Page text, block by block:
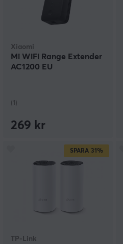
Xiaomi
Mi WiFi Range Extender
AC1200 EU
(1)
269 kr
SPARA 31%
TP-Link